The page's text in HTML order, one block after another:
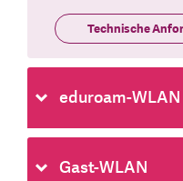
Technische
eduroam-WLAN
Gast-WLAN